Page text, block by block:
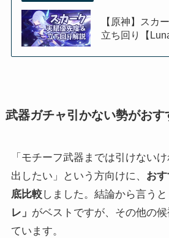
【原神】スカ
立ち回り【
武器ガチャ引かない勢がお
「モチーフ武器までは引けない
出したい」という方向けに、 お
底比較しました。結論から言うと
レ」 がベストですが、その他の
ています。